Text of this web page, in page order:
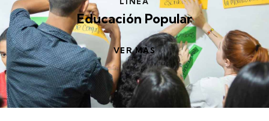
Educación Popular
VER MÁS